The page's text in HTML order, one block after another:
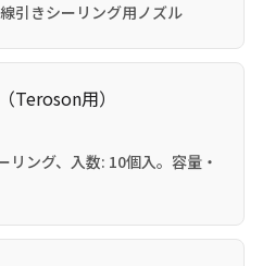
引きシーリング用ノズル
Teroson用）
リング、入数: 10個入。容量・